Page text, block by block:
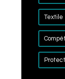
Textile